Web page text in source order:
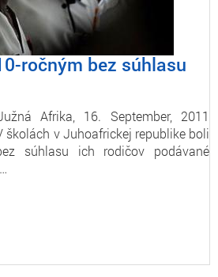
ročným bez súhlasu
Afrika, 16. September, 2011
školách v Juhoafrickej republike boli
súhlasu ich rodičov podávané